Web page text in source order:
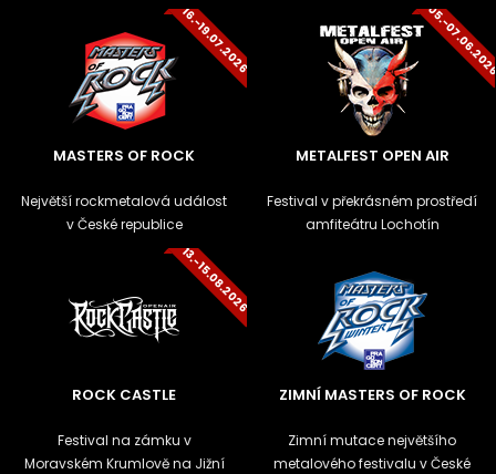
16.-19.07.2026
MASTERS OF ROCK
Největší rockmetalová událost
v České republice
05.-
METALFEST OPEN AIR
Festival v překrásném prostředí
amfiteátru Lochotín
13.-15.08.2026
ROCK CASTLE
Festival na zámku v
Moravském Krumlově na Jižní
ZIMNÍ MASTERS OF ROCK
Zimní mutace největšího
metalového festivalu v České